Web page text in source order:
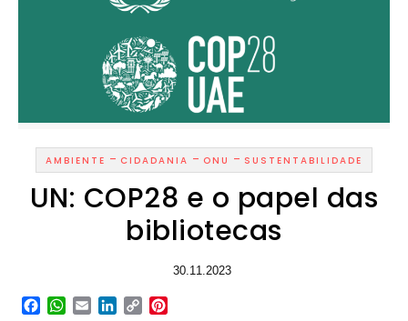
AMBIENTE - CIDADANIA - ONU - SUSTENTABILIDADE
UN: COP28 e o papel das
bibliotecas
30.11.2023
Facebook
WhatsApp
EmailLinkedIn
Copy